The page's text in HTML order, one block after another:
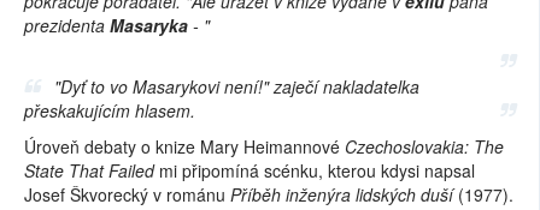
prezidenta Masaryka - "
"Dyť to vo Masarykovi není!" zaječí nakladatelka
přeskakujícím hlasem.
Úroveň debaty o knize Mary Heimannové Czechoslovakia: The
State That Failedmi připomíná scénku, kterou kdysi napsal
Josef Škvorecký v románu Příběh inženýra lidských duší(1977).